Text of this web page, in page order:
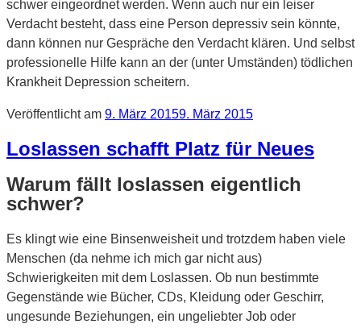
schwer eingeordnet werden. Wenn auch nur ein leiser
Verdacht besteht, dass eine Person depressiv sein könnte,
dann können nur Gespräche den Verdacht klären. Und selbst
professionelle Hilfe kann an der (unter Umständen) tödlichen
Krankheit Depression scheitern.
Veröffentlicht am 9. März 20159. März 2015
Loslassen schafft Platz für Neues
Warum fällt loslassen eigentlich
schwer?
Es klingt wie eine Binsenweisheit und trotzdem haben viele
Menschen (da nehme ich mich gar nicht aus)
Schwierigkeiten mit dem Loslassen. Ob nun bestimmte
Gegenstände wie Bücher, CDs, Kleidung oder Geschirr,
ungesunde Beziehungen, ein ungeliebter Job oder